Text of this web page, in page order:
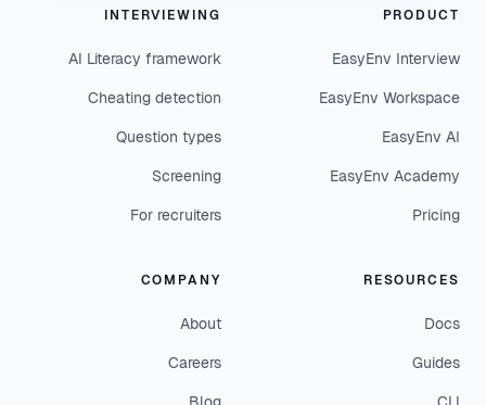
PRODUCT
EasyEnv Interview
EasyEnv Workspace
EasyEnv AI
EasyEnv Academy
Pricing
INTERVIEWING
AI Literacy framework
Cheating detection
Question types
Screening
For recruiters
RESOURCES
Docs
Guides
COMPANY
About
Careers